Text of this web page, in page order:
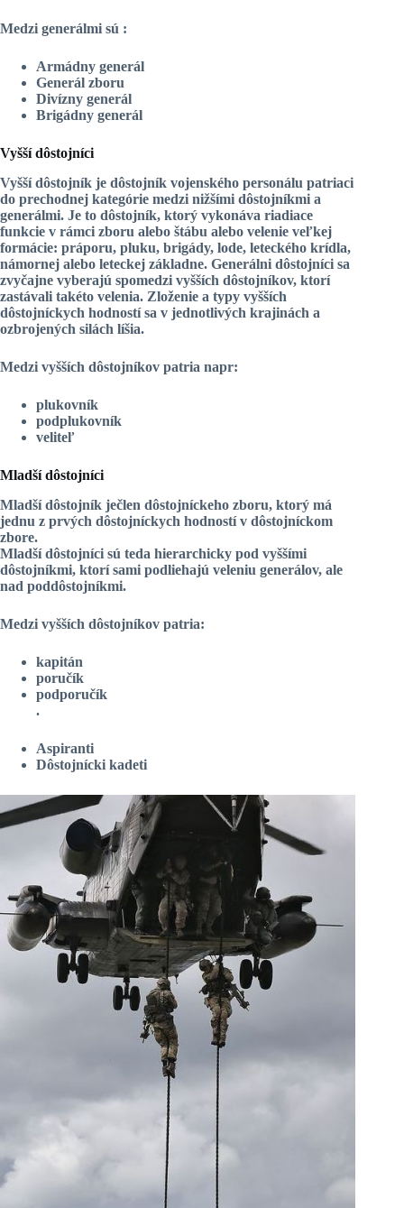
Medzi generálmi sú :
Armádny generál
Generál zboru
Divízny generál
Brigádny generál
Vyšší dôstojníci
Vyšší dôstojník je dôstojník vojenského personálu patriaci
do prechodnej kategórie medzi nižšími dôstojníkmi a
generálmi. Je to dôstojník, ktorý vykonáva riadiace
funkcie v rámci zboru alebo štábu alebo velenie veľkej
formácie: práporu, pluku, brigády, lode, leteckého krídla,
námornej alebo leteckej základne. Generálni dôstojníci sa
zvyčajne vyberajú spomedzi vyšších dôstojníkov, ktorí
zastávali takéto velenia. Zloženie a typy vyšších
dôstojníckych hodností sa v jednotlivých krajinách a
ozbrojených silách líšia.
Medzi vyšších dôstojníkov patria napr:
plukovník
podplukovník
veliteľ
Mladší dôstojníci
Mladší dôstojník ječlen dôstojníckeho zboru, ktorý má
jednu z prvých dôstojníckych hodností v dôstojníckom
zbore.
Mladší dôstojníci sú teda hierarchicky pod vyššími
dôstojníkmi, ktorí sami podliehajú veleniu generálov, ale
nad poddôstojníkmi.
Medzi vyšších dôstojníkov patria:
kapitán
poručík
podporučík
.
Aspiranti
Dôstojnícki kadeti